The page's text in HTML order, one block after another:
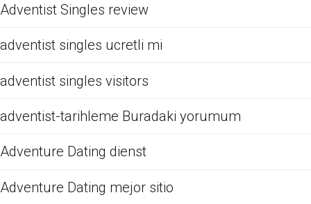
Adventist Singles review
adventist singles ucretli mi
adventist singles visitors
adventist-tarihleme Buradaki yorumum
Adventure Dating dienst
Adventure Dating mejor sitio